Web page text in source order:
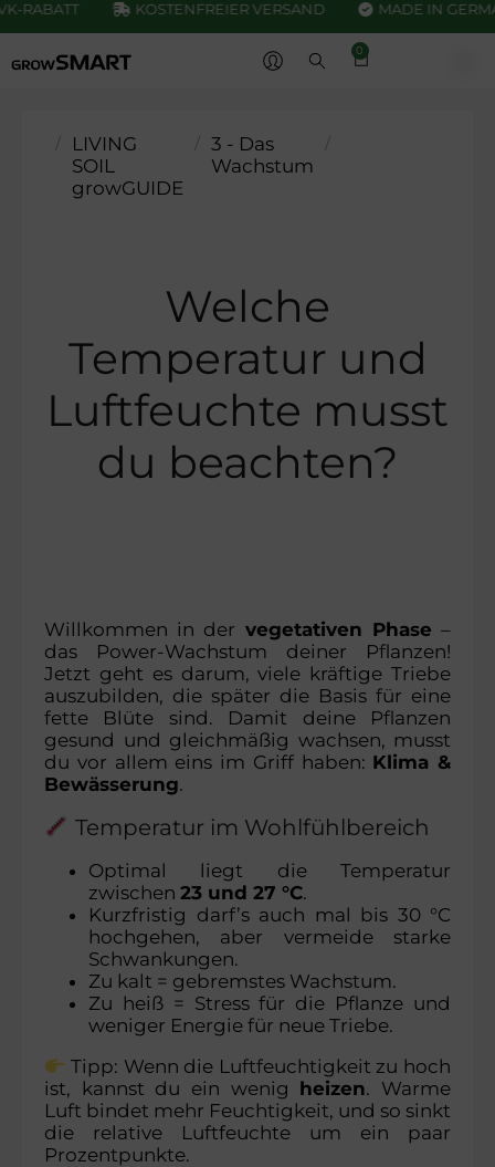
RABATT KOSTENFREIER VERSAND MADE IN
0
/
LIVING
SOIL
growGUIDE
/ 3 - Das
Wachstum
/
Welche
Temperatur und
Luftfeuchte musst
du beachten?
Willkommen in der vegetativen Phase –
das Power-Wachstum deiner Pflanzen!
Jetzt geht es darum, viele kräftige Triebe
auszubilden, die später die Basis für eine
fette Blüte sind. Damit deine Pflanzen
gesund und gleichmäßig wachsen, musst
du vor allem eins im Griff haben: Klima &
Bewässerung.
Temperatur im Wohlfühlbereich
Optimal liegt die Temperatur
zwischen 23 und 27 °C.
Kurzfristig darf’s auch mal bis 30 °C
hochgehen, aber vermeide starke
Schwankungen.
Zu kalt = gebremstes Wachstum.
Zu heiß = Stress für die Pflanze und
weniger Energie für neue Triebe.
Tipp: Wenn die Luftfeuchtigkeit zu hoch
ist, kannst du ein wenig heizen. Warme
Luft bindet mehr Feuchtigkeit, und so sinkt
die relative Luftfeuchte um ein paar
Prozentpunkte.